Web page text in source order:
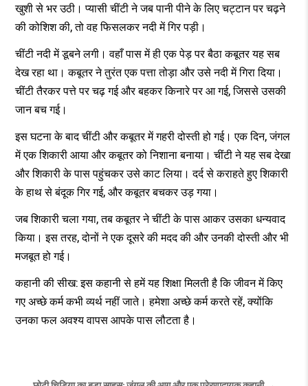
खुशी से भर उठी। प्यासी चींटी ने जब पानी पीने के लिए चट्टान पर चढ़ने
की कोशिश की, तो वह फिसलकर नदी में गिर पड़ी।
चींटी नदी में डूबने लगी। वहाँ पास में ही एक पेड़ पर बैठा कबूतर यह सब
देख रहा था। कबूतर ने तुरंत एक पत्ता तोड़ा और उसे नदी में गिरा दिया।
चींटी तैरकर पत्ते पर चढ़ गई और बहकर किनारे पर आ गई, जिससे उसकी
जान बच गई।
इस घटना के बाद चींटी और कबूतर में गहरी दोस्ती हो गई। एक दिन, जंगल
में एक शिकारी आया और कबूतर को निशाना बनाया। चींटी ने यह सब देखा
और शिकारी के पास पहुंचकर उसे काट लिया। दर्द से कराहते हुए शिकारी
के हाथ से बंदूक गिर गई, और कबूतर बचकर उड़ गया।
जब शिकारी चला गया, तब कबूतर ने चींटी के पास आकर उसका धन्यवाद
किया। इस तरह, दोनों ने एक दूसरे की मदद की और उनकी दोस्ती और भी
मजबूत हो गई।
कहानी की सीख: इस कहानी से हमें यह शिक्षा मिलती है कि जीवन में किए
गए अच्छे कर्म कभी व्यर्थ नहीं जाते। हमेशा अच्छे कर्म करते रहें, क्योंकि
उनका फल अवश्य वापस आपके पास लौटता है।